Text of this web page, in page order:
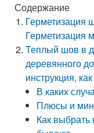
Содержание
Герметизация
Теплый шов в
деревянного
инструкция,
В каких
Плюсы и
Как выбрать